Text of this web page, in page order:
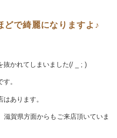
で綺麗になりますよ♪
抜かれてしまいました(/ _ ; )
。
あります。
賀県方面からもご来店頂いていま